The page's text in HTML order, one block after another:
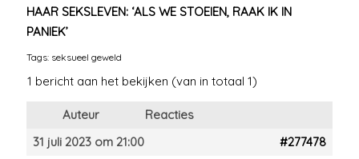
HAAR SEKSLEVEN: ‘ALS WE STOEIEN, RAAK IK IN
PANIEK’
Tags: seksueel geweld
1 bericht aan het bekijken (van in totaal 1)
Auteur
Reacties
31 juli 2023 om 21:00
#277478